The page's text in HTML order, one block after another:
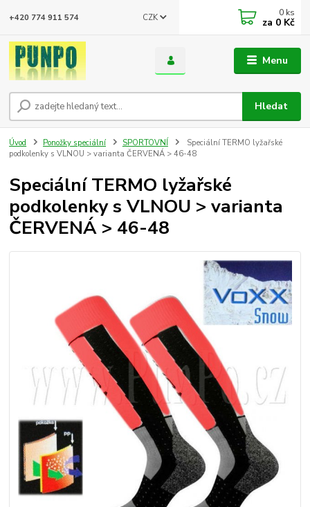
Menu
CZK
Hledat
+420 774 911 574 0 ks
za 0 Kč
Úvod Ponožky speciální SPORTOVNÍ
Speciální TERMO lyžařské
podkolenky s VLNOU > varianta ČERVENÁ > 46-48
Speciální TERMO lyžařské
podkolenky s VLNOU > varianta
ČERVENÁ > 46-48